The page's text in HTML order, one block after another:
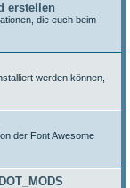
erstellen
die euch beim
werden können,
der Font Awesome